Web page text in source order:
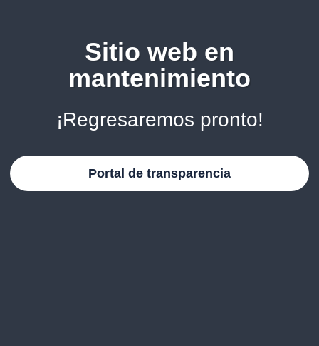
Sitio web en
mantenimiento
¡Regresaremos pronto!
Portal de transparencia